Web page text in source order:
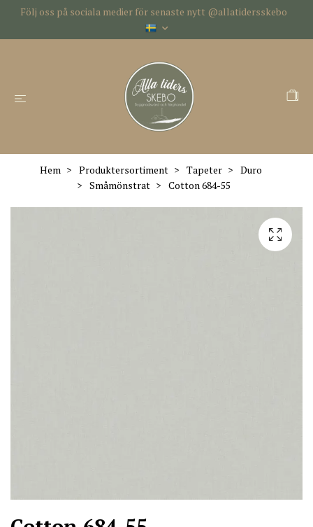
Följ oss på sociala medier för senaste nytt @allatidersskebo
Hem Produktersortiment Tapeter
Duro
Småmönstrat
Cotton 684-55